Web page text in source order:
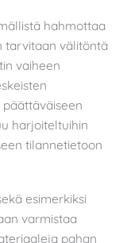
hahmottaa
tarvitaan välitöntä
vaiheen
harjoiteltuihin
tilannetietoon
esimerkiksi
varmistaa
pahan